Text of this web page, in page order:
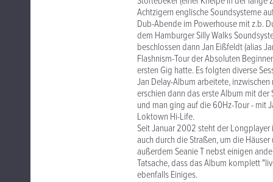
Achtzigern englische Soundsysteme
Dub-Abende im Powerhouse mit z.b.
dem Hamburger Silly Walks
beschlossen dann Jan Eißfeldt (alias
Flashnism-Tour der Absoluten
ersten Gig hatte. Es folgten diverse
Jan Delay-Album arbeitete,
erschien dann das erste Album mit der
und man ging auf die 60Hz-Tour - mit
Loktown Hi-Life.
Seit Januar 2002 steht der
auch durch die Straßen, um die
außerdem Seanie T nebst einigen
Tatsache, dass das Album komplett
ebenfalls Einiges.